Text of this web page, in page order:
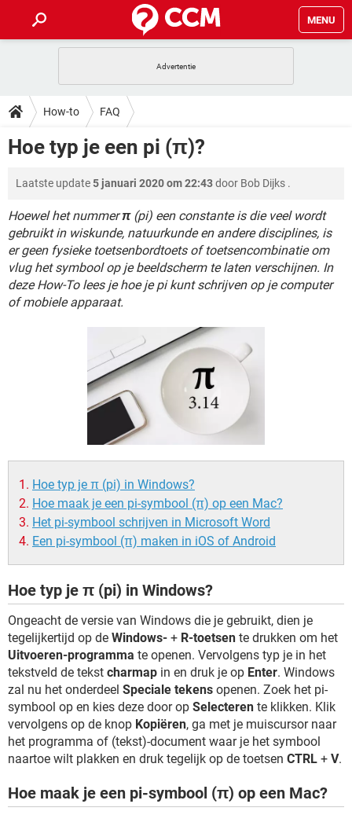
MENU
INSTAGRAM
NETFLIX CORONAVIRUS
HOW-TO
VIDEOBELLEN
INSTAGRAM WINDOWS 10
NETFLIX CORONAVIRUS
GRATIS SNAPCHAT
TIKTOK
DOWNLOADS
NETFLIX CORONAVIRUS
GRATIS SNAPCHAT
TIKTOK
FORUM
VIDEOBELLEN GAMES
INSTAGRAM WINDOWS 10
NETFLIX CORONAVIRUS
GRATIS SNAPCHAT
ARTIKELEN
VIDEOBELLEN GAMES
INSTAGRAM
NETFLIX
SNAPCHAT
How-to FAQ
Hoe typ je een pi (π)?
Laatste update5 januari 2020 om 22:43door Bob Dijks .
Hoewel het nummerπ(pi) een constante is die veel wordt
gebruikt in wiskunde, natuurkunde en andere disciplines, is
er geen fysieke toetsenbordtoets of toetsencombinatie om
vlug het symbool op je beeldscherm te laten verschijnen. In
deze How-To lees je hoe je pi kunt schrijven op je computer
of mobiele apparaat.
Hoe typ je π (pi) in Windows?
Hoe maak je een pi-symbool (π) op een Mac?
Het pi-symbool schrijven in Microsoft Word
Een pi-symbool (π) maken in iOS of Android
Hoe typ je π (pi) in Windows?
Ongeacht de versie van Windows die je gebruikt, dien je
tegelijkertijd op de Windows- + R-toetsen te drukken om het
Uitvoeren-programma te openen. Vervolgens typ je in het
tekstveld de tekst charmap in en druk je op Enter. Windows
zal nu het onderdeel Speciale tekens openen. Zoek het pi-
symbool op en kies deze door op Selecteren te klikken. Klik
vervolgens op de knop Kopiëren, ga met je muiscursor naar
het programma of (tekst)-document waar je het symbool
naartoe wilt plakken en druk tegelijk op de toetsen CTRL + V.
Hoe maak je een pi-symbool (π) op een Mac?